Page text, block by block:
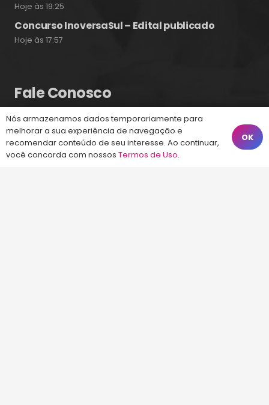
Hoje às 19:25
Concurso InoversaSul – Edital publicado
Hoje às 17:57
Fale Conosco
(48) 99828-9929
Calçadão João Pinto, 212 – Centro
Nós armazenamos dados temporariamente para
melhorar a sua experiência de navegação e
recomendar conteúdo de seu interesse. Ao continuar,
você concorda com nossos Termos de Uso.
OK